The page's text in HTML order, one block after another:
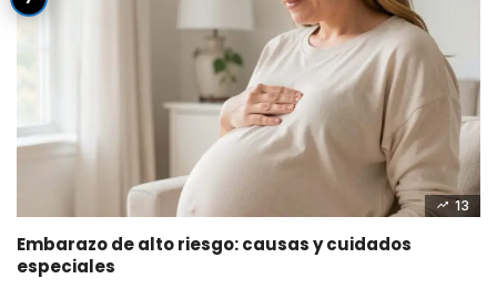
13
Embarazo de alto riesgo: causas y cuidados
especiales